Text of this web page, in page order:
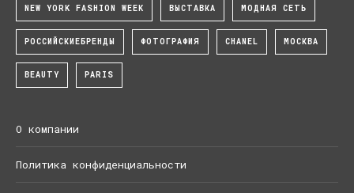
NEW YORK FASHION WEEK ВЫСТАВКА МОДНАЯ СЕТЬ
РОССИЙСКИЕБРЕНДЫ ФОТОГРАФИЯ CHANEL МОСКВА
BEAUTY PARIS
О компании
Политика конфиденциальности